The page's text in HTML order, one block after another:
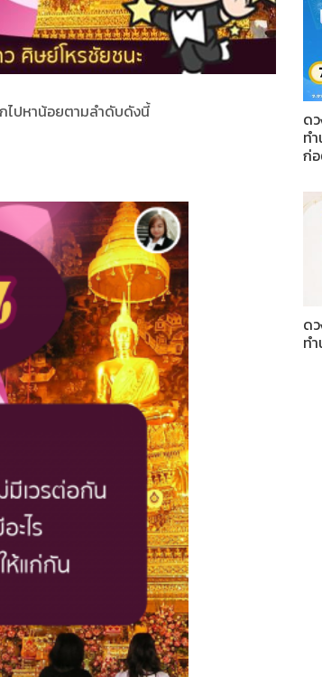
ไปหาน้อยตามลำดับดังนี้
ด
ท
ก่
ด
ท